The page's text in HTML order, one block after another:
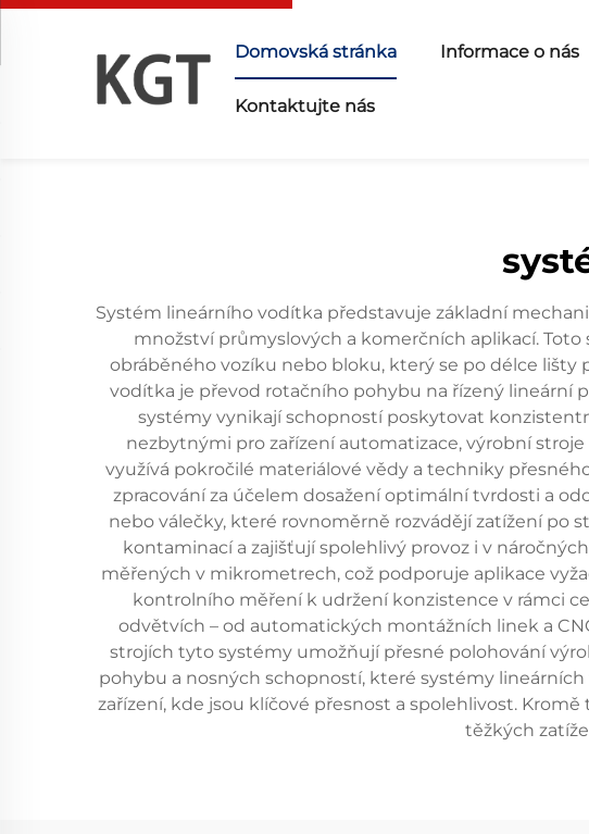
Domovská stránka Informace o nás
Kontaktujte nás
Systém lineárního vodítka představuje základní
množství průmyslových a komerčních aplikací.
obráběného vozíku nebo bloku, který se po délce
vodítka je převod rotačního pohybu na řízený lineární
systémy vynikají schopností poskytovat
nezbytnými pro zařízení automatizace, výrobní
využívá pokročilé materiálové vědy a techniky
zpracování za účelem dosažení optimální tvrdosti a
nebo válečky, které rovnoměrně rozvádějí zatížení po
kontaminací a zajišťují spolehlivý provoz i v
měřených v mikrometrech, což podporuje aplikace
kontrolního měření k udržení konzistence v rámci
odvětvích – od automatických montážních linek a
strojích tyto systémy umožňují přesné polohování
pohybu a nosných schopností, které systémy
zařízení, kde jsou klíčové přesnost a spolehlivost.
těžkých